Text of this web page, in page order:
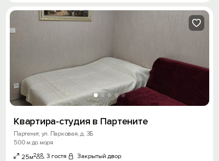
Квартира-студия в Партените
Партенит, ул. Парковая, д. 3Б
500 м до моря
25м2 3 гостя Закрытый двор
Получить промокод